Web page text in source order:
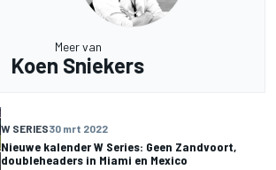
Meer van
Koen Sniekers
W SERIES30 mrt 2022
Nieuwe kalender W Series: Geen Zandvoort,
doubleheaders in Miami en Mexico